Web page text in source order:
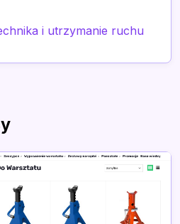
i utrzymanie ruchu